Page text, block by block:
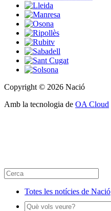
Copyright © 2026 Nació
Amb la tecnologia de OA Cloud
Totes les notícies de Nació